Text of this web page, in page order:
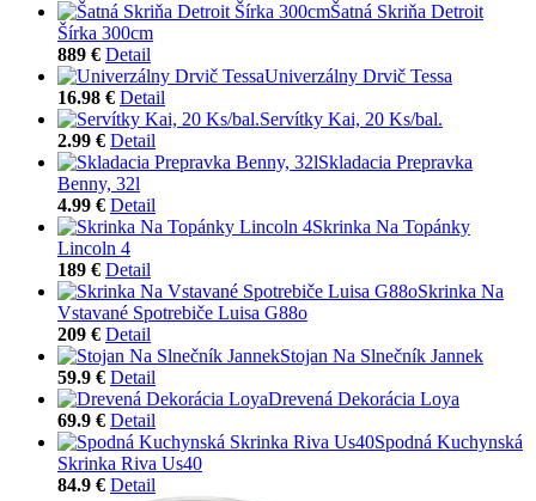
Šatná Skriňa Detroit
Šírka 300cm
889 € Detail
Univerzálny Drvič Tessa
16.98 € Detail
Servítky Kai, 20 Ks/bal.
2.99 € Detail
Skladacia Prepravka
Benny, 32l
4.99 € Detail
Skrinka Na Topánky
Lincoln 4
189 € Detail
Skrinka Na
Vstavané Spotrebiče Luisa G88o
209 € Detail
Stojan Na Slnečník Jannek
59.9 € Detail
Drevená Dekorácia Loya
69.9 € Detail
Spodná Kuchynská
Skrinka Riva Us40
84.9 € Detail